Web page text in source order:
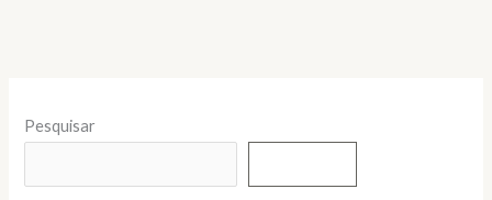
Pesquisar